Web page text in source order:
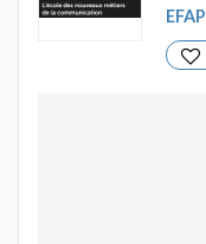
EFAP